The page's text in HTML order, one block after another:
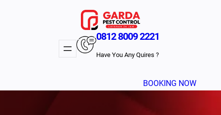
0812 8009 2221
Have You Any Quires ?
BOOKING NOW